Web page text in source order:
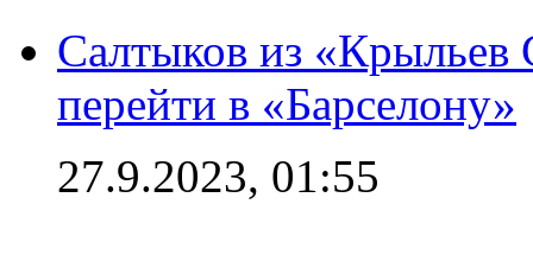
Салтыков из «Крыльев
перейти в «Барселону»
27.9.2023, 01:55